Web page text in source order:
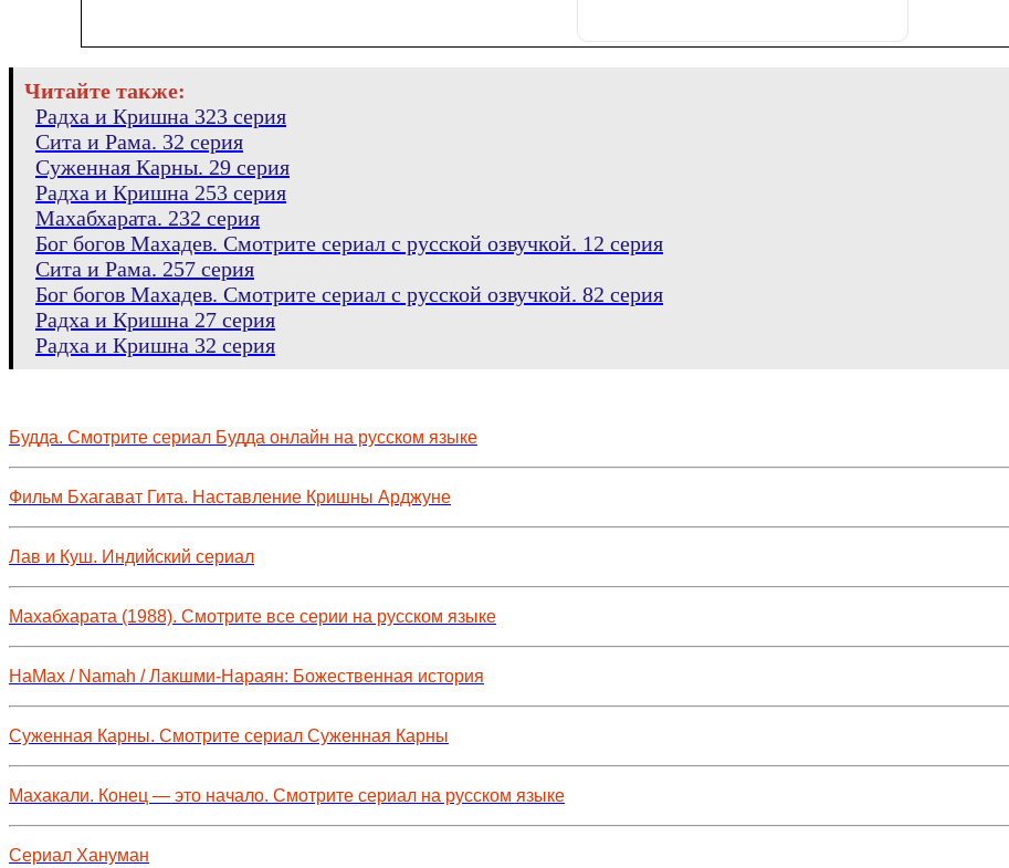
Читайте также:
Радха и Кришна 323 серия
Сита и Рама. 32 серия
Суженная Карны. 29 серия
Радха и Кришна 253 серия
Махабхарата. 232 серия
Бог богов Махадев. Смотрите сериал с русской озвучкой. 12 серия
Сита и Рама. 257 серия
Бог богов Махадев. Смотрите сериал с русской озвучкой. 82 серия
Радха и Кришна 27 серия
Радха и Кришна 32 серия
Будда. Смотрите сериал Будда онлайн на русском языке
Фильм Бхагават Гита. Наставление Кришны Арджуне
Лав и Куш. Индийский сериал
Махабхарата (1988). Смотрите все серии на русском языке
НаМах / Namah / Лакшми-Нараян: Божественная история
Суженная Карны. Смотрите сериал Суженная Карны
Махакали. Конец — это начало. Смотрите сериал на русском языке
Сериал Хануман